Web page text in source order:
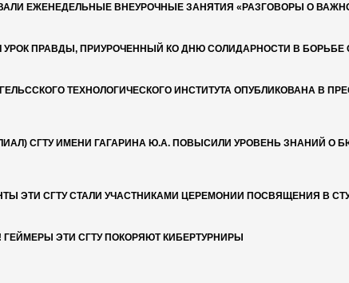
ЕЖЕНЕДЕЛЬНЫЕ ВНЕУРОЧНЫЕ ЗАНЯТИЯ «РАЗГОВОРЫ О
УРОК ПРАВДЫ, ПРИУРОЧЕННЫЙ КО ДНЮ СОЛИДАРНОСТИ В БОРЬБЕ
ТЕХНОЛОГИЧЕСКОГО ИНСТИТУТА ОПУБЛИКОВАНА В
СГТУ ИМЕНИ ГАГАРИНА Ю.А. ПОВЫСИЛИ УРОВЕНЬ ЗНАНИЙ О
ЭТИ СГТУ СТАЛИ УЧАСТНИКАМИ ЦЕРЕМОНИИ ПОСВЯЩЕНИЯ В
ЭТИ СГТУ ПОКОРЯЮТ КИБЕРТУРНИРЫ